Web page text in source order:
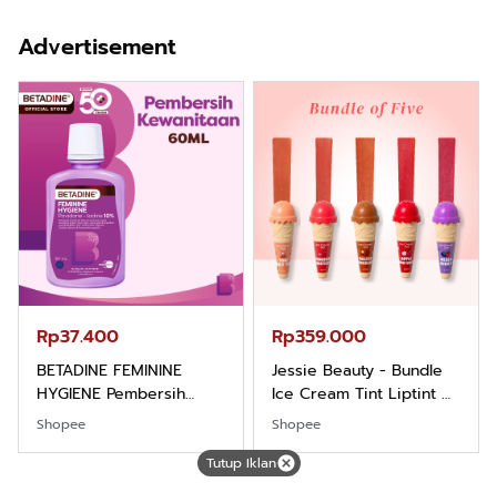
Santai Slimfit Formal
Advertisement
Rp37.400
BETADINE FEMININE
HYGIENE Pembersih
Kewanitaan 60ml
Shopee
Rp359.000
Jessie Beauty - Bundle
Ice Cream Tint Liptint All
Variant
Shopee
Tutup Iklan